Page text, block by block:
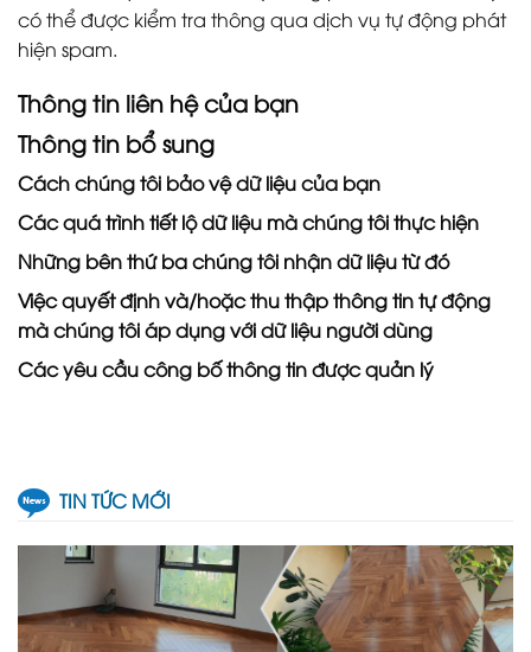
có thể được kiểm tra thông qua dịch vụ tự động phát
hiện spam.
Thông tin liên hệ của bạn
Thông tin bổ sung
Cách chúng tôi bảo vệ dữ liệu của bạn
Các quá trình tiết lộ dữ liệu mà chúng tôi thực hiện
Những bên thứ ba chúng tôi nhận dữ liệu từ đó
Việc quyết định và/hoặc thu thập thông tin tự động
mà chúng tôi áp dụng với dữ liệu người dùng
Các yêu cầu công bố thông tin được quản lý
TIN TỨC MỚI